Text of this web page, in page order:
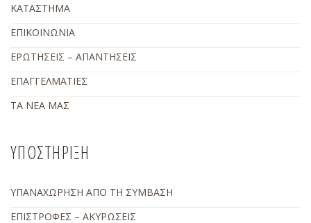
ΚΑΤΑΣΤΗΜΑ
ΕΠΙΚΟΙΝΩΝΙΑ
ΕΡΩΤΗΣΕΙΣ – ΑΠΑΝΤΗΣΕΙΣ
ΕΠΑΓΓΕΛΜΑΤΙΕΣ
ΤΑ ΝΕΑ ΜΑΣ
ΥΠΟΣΤΗΡΙΞΗ
ΥΠΑΝΑΧΩΡΗΣΗ ΑΠΟ ΤΗ ΣΥΜΒΑΣΗ
ΕΠΙΣΤΡΟΦΕΣ – ΑΚΥΡΩΣΕΙΣ